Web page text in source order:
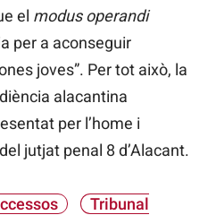
el modus operandi
per a aconseguir
joves”. Per tot això, la
alacantina
per l’home i
jutjat penal 8 d’Alacant.
Tribunal